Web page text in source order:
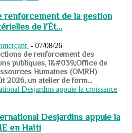
renforcement de la gestion
de l'Ét...
- 07/08/26
de renforcement des
publiques, l&#039;Office de
Humaines (OMRH)
2026, un atelier de form...
Desjardins appuie la
en Haïti